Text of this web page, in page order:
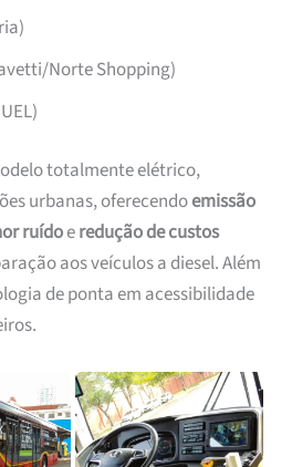
Norte Shopping)
totalmente elétrico,
urbanas, oferecendoemissão
ruídoeredução de custos
aos veículos a diesel. Além
de ponta em acessibilidade